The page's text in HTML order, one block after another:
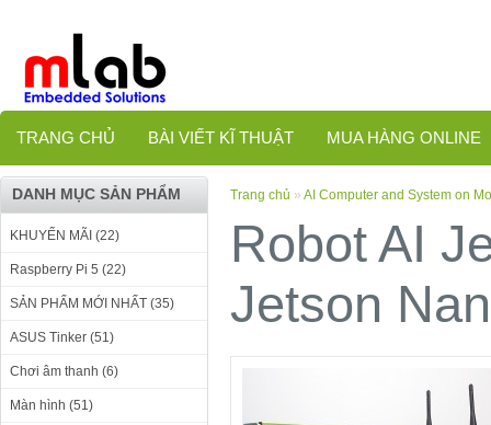
TRANG CHỦ BÀI VIẾT KĨ THUẬT MUA HÀNG ONLINE
DANH MỤC SẢN PHẨM
KHUYẾN MÃI (22)
Raspberry Pi 5 (22)
SẢN PHẨM MỚI NHẤT (35)
ASUS Tinker (51)
Chơi âm thanh (6)
Màn hình (51)
Trang chủ » AI Computer and System on
Robot AI
Jetson